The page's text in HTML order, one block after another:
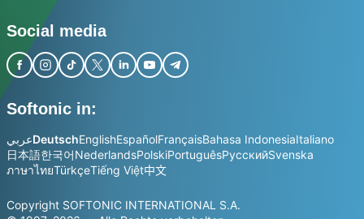
Social media
Softonic in:
عربيDeutschEnglishEspañolFrançaisBahasa IndonesiaItaliano
日本語한국어NederlandsPolskiPortuguêsРусскийSvenska
ภาษาไทยTürkçeTiếng Việt中文
Copyright SOFTONIC INTERNATIONAL S.A.